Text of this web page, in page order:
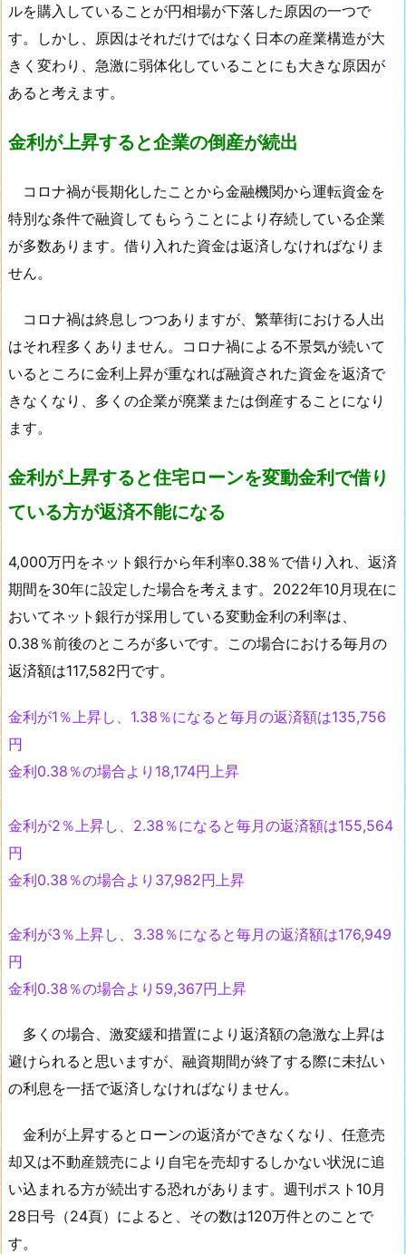
ルを購入していることが円相場が下落した原因の一つで
す。しかし、原因はそれだけではなく日本の産業構造が大
きく変わり、急激に弱体化していることにも大きな原因が
あると考えます。
金利が上昇すると企業の倒産が続出
コロナ禍が長期化したことから金融機関から運転資金を
特別な条件で融資してもらうことにより存続している企業
が多数あります。借り入れた資金は返済しなければなりま
せん。
コロナ禍は終息しつつありますが、繁華街における人出
はそれ程多くありません。コロナ禍による不景気が続いて
いるところに金利上昇が重なれば融資された資金を返済で
きなくなり、多くの企業が廃業または倒産することになり
ます。
金利が上昇すると住宅ローンを変動金利で借り
ている方が返済不能になる
4,000万円をネット銀行から年利率0.38％で借り入れ、返済
期間を30年に設定した場合を考えます。2022年10月現在に
おいてネット銀行が採用している変動金利の利率は、
0.38％前後のところが多いです。この場合における毎月の
返済額は117,582円です。
金利が1％上昇し、1.38％になると毎月の返済額は135,756
円
金利0.38％の場合より18,174円上昇
金利が2％上昇し、2.38％になると毎月の返済額は155,564
円
金利0.38％の場合より 37,982円上昇
金利が3％上昇し、3.38％になると毎月の返済額は176,949
円
金利0.38％の場合より 59,367円上昇
多くの場合、激変緩和措置により返済額の急激な上昇は
避けられると思いますが、融資期間が終了する際に未払い
の利息を一括で返済しなければなりません。
金利が上昇するとローンの返済ができなくなり、任意売
却又は不動産競売により自宅を売却するしかない状況に追
い込まれる方が続出する恐れがあります。週刊ポスト10月
28日号（24頁）によると、その数は120万件とのことで
す。